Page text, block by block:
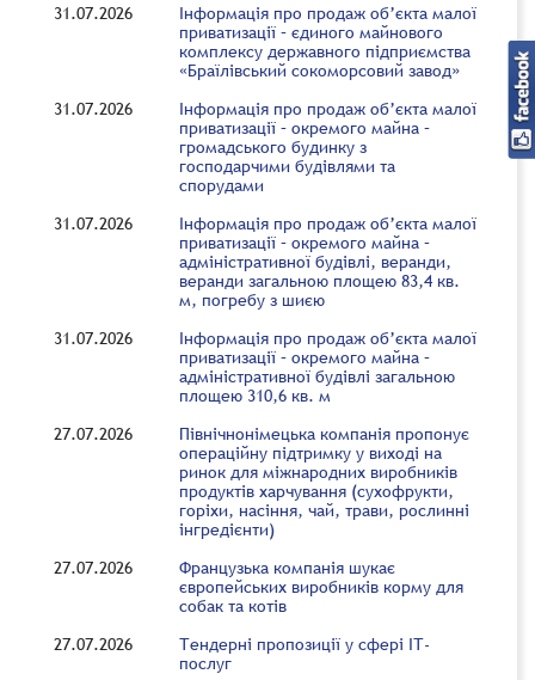
31.07.2026
Інформація про продаж об’єкта малої
приватизації – єдиного майнового
комплексу державного підприємства
«Браїлівський сокоморсовий завод»
31.07.2026
Інформація про продаж об’єкта малої
приватизації – окремого майна –
громадського будинку з
господарчими будівлями та
спорудами
31.07.2026
Інформація про продаж об’єкта малої
приватизації – окремого майна –
адміністративної будівлі, веранди,
веранди загальною площею 83,4 кв.
м, погребу з шиєю
31.07.2026
Інформація про продаж об’єкта малої
приватизації – окремого майна –
адміністративної будівлі загальною
площею 310,6 кв. м
27.07.2026
Північнонімецька компанія пропонує
операційну підтримку у виході на
ринок для міжнародних виробників
продуктів харчування (сухофрукти,
горіхи, насіння, чай, трави, рослинні
інгредієнти)
27.07.2026
Французька компанія шукає
європейських виробників корму для
собак та котів
27.07.2026
Тендерні пропозиції у сфері ІТ-
послуг